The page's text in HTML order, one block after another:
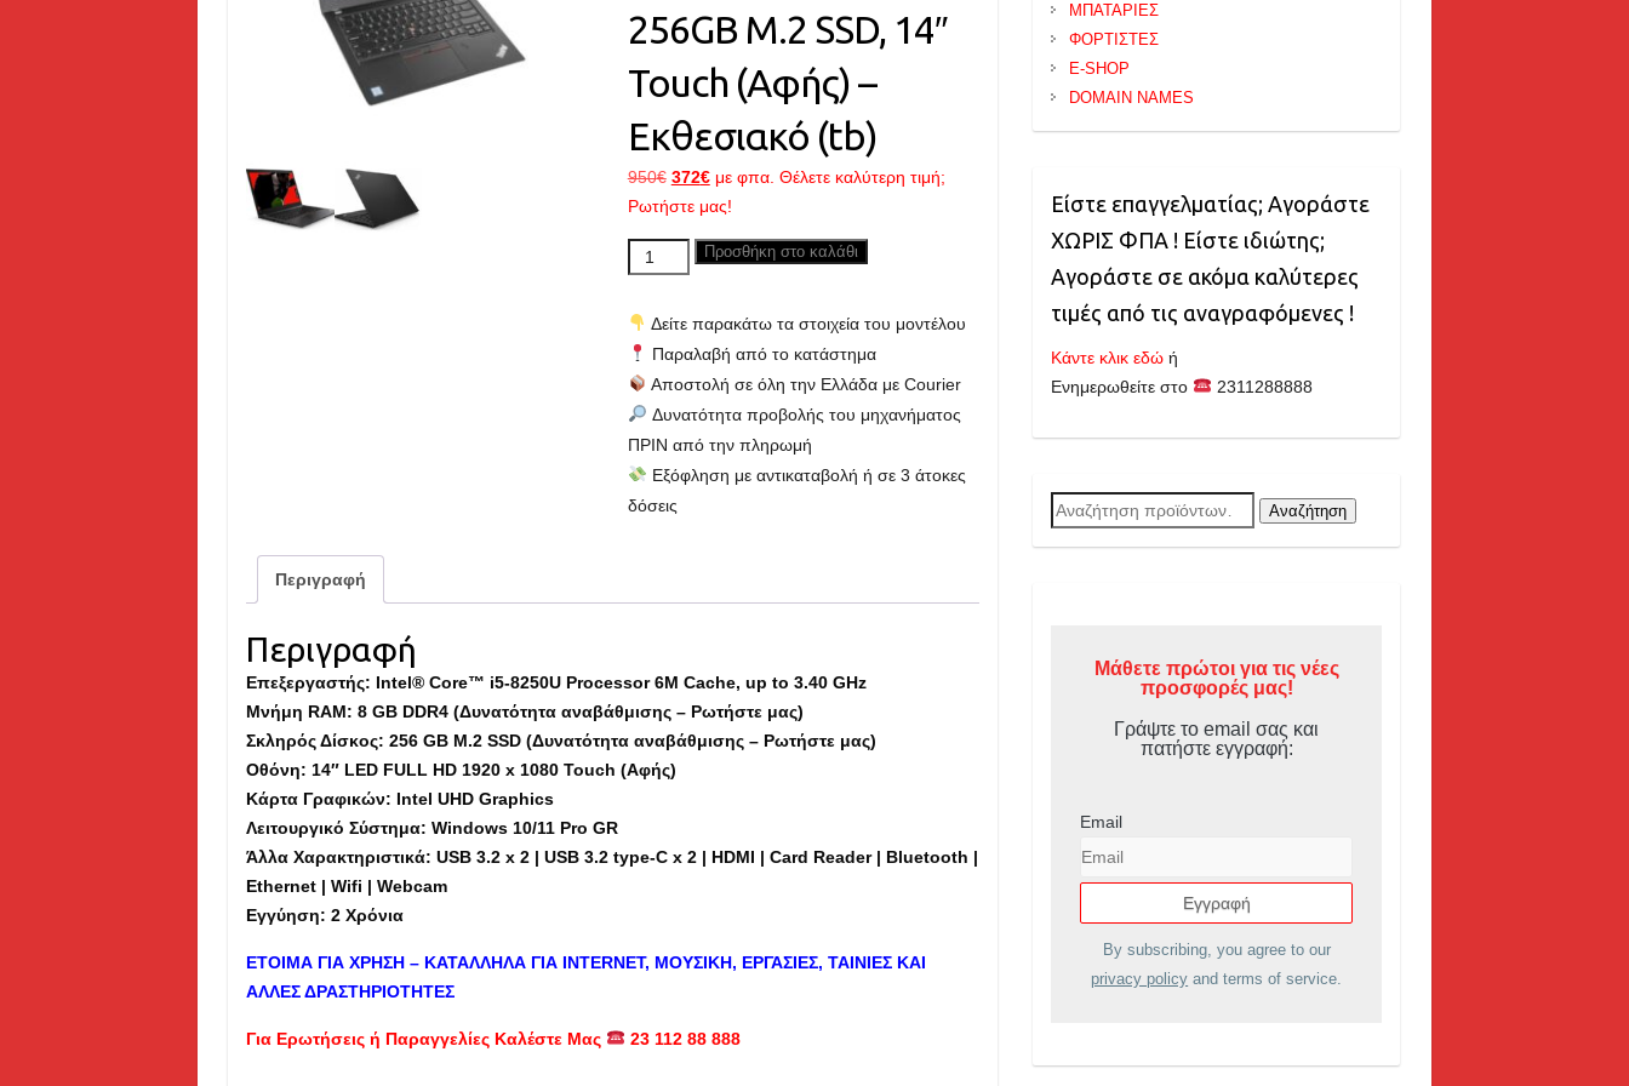
256GB M.2 SSD, 14″
Touch (Αφής) –
Εκθεσιακό (tb)
950€ Original
price
950€.
372€Η
τρέχουσα
είναι:
με φπα. Θέλετε καλύτερη τιμή;
Ρωτήστε μας!
LENOVO
ThinkPad
T480s,
up
to
3.40GHz,
8GB
RAM,
SSD,
(Αφής)
-
Εκθεσιακό
(tb)
Προσθήκη στο καλάθι
Δείτε παρακάτω τα στοιχεία του μοντέλου
Παραλαβή από το κατάστημα
Αποστολή σε όλη την Ελλάδα με Courier
Δυνατότητα προβολής του μηχανήματος
ΠΡΙΝ από την πληρωμή
Εξόφληση με αντικαταβολή ή σε 3 άτοκες
δόσεις
Περιγραφή
Περιγραφή
Επεξεργαστής: Intel® Core™ i5-8250U Processor 6M Cache, up to 3.40 GHz
Μνήμη RAM: 8 GB DDR4 (Δυνατότητα αναβάθμισης – Ρωτήστε μας)
Σκληρός Δίσκος: 256 GB M.2 SSD (Δυνατότητα αναβάθμισης – Ρωτήστε μας)
Οθόνη: 14″ LED FULL HD 1920 x 1080 Touch (Αφής)
Κάρτα Γραφικών: Intel UHD Graphics
Λειτουργικό Σύστημα: Windows 10/11 Pro GR
Άλλα Χαρακτηριστικά: USB 3.2 x 2 | USB 3.2 type-C x 2 | HDMI | Card Reader | Bluetooth |
Ethernet | Wifi | Webcam
Εγγύηση: 2 Χρόνια
ΕΤΟΙΜΑ ΓΙΑ ΧΡΗΣΗ – ΚΑΤΑΛΛΗΛΑ ΓΙΑ INTERNET, ΜΟΥΣΙΚΗ, ΕΡΓΑΣΙΕΣ, ΤΑΙΝΙΕΣ ΚΑΙ
ΑΛΛΕΣ ΔΡΑΣΤΗΡΙΟΤΗΤΕΣ
Για Ερωτήσεις ή Παραγγελίες Καλέστε Μας 23 112 88 888
ΜΠΑΤΑΡΙΕΣ
ΦΟΡΤΙΣΤΕΣ
E-SHOP
DOMAIN NAMES
Είστε επαγγελματίας; Αγοράστε
ΧΩΡΙΣ ΦΠΑ ! Είστε ιδιώτης;
Αγοράστε σε ακόμα καλύτερες
τιμές από τις αναγραφόμενες !
Κάντε κλικ εδώ ή
Ενημερωθείτε στο
2311288888
Αναζήτηση
για:
Αναζήτηση
Μάθετε πρώτοι για τις νέες
προσφορές μας!
Γράψτε το email σας και
πατήστε εγγραφή:
Email
By subscribing, you agree to our
privacy policy and terms of service.